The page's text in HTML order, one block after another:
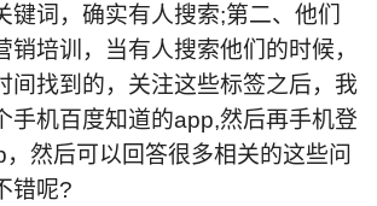
键词，确实有人搜索;第二、他们
销培训，当有人搜索他们的时候，
间找到的，关注这些标签之后，我
手机百度知道的app,然后再手机登
然后可以回答很多相关的这些问
错呢?